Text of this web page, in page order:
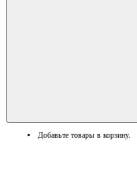
Добавьте товары в корзину.